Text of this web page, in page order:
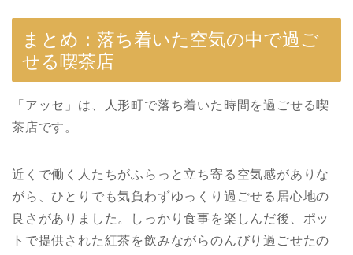
まとめ：落ち着いた空気の中で過ご
せる喫茶店
「アッセ」は、人形町で落ち着いた時間を過ごせる喫
茶店です。
近くで働く人たちがふらっと立ち寄る空気感がありな
がら、ひとりでも気負わずゆっくり過ごせる居心地の
良さがありました。しっかり食事を楽しんだ後、ポッ
トで提供された紅茶を飲みながらのんびり過ごせたの